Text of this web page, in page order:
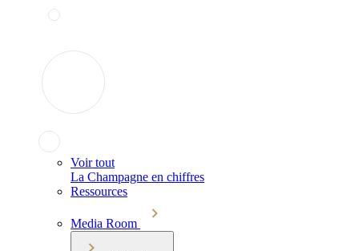
Voir tout
La Champagne en chiffres
Ressources
Media Room